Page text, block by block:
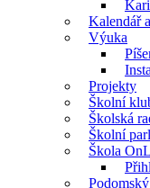
Kalendář
Výuka
Projekty
Školní
Školská
Školní
Škola